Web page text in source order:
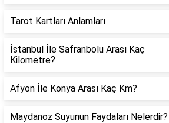
Tarot Kartları Anlamları
İstanbul İle Safranbolu Arası Kaç
Kilometre?
Afyon İle Konya Arası Kaç Km?
Maydanoz Suyunun Faydaları Nelerdir?